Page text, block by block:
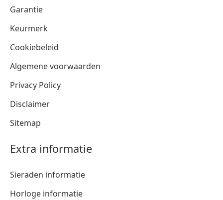
Garantie
Keurmerk
Cookiebeleid
Algemene voorwaarden
Privacy Policy
Disclaimer
Sitemap
Extra informatie
Sieraden informatie
Horloge informatie